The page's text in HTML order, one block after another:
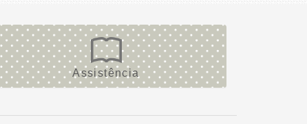
Assistência